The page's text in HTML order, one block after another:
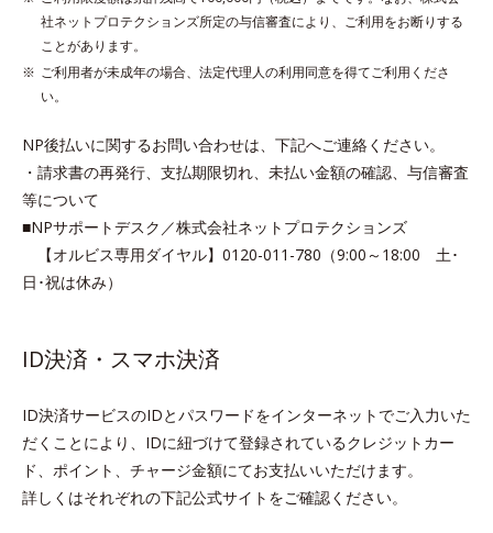
社ネットプロテクションズ所定の与信審査により、ご利用をお断りする
ことがあります。
ご利用者が未成年の場合、法定代理人の利用同意を得てご利用くださ
い。
NP後払いに関するお問い合わせは、下記へご連絡ください。
・請求書の再発行、支払期限切れ、未払い金額の確認、与信審査
等について
■NPサポートデスク／株式会社ネットプロテクションズ
【オルビス専用ダイヤル】0120-011-780（9:00～18:00 土･
日･祝は休み）
ID決済・スマホ決済
ID決済サービスのIDとパスワードをインターネットでご入力いた
だくことにより、IDに紐づけて登録されているクレジットカー
ド、ポイント、チャージ金額にてお支払いいただけます。
詳しくはそれぞれの下記公式サイトをご確認ください。